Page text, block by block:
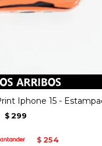
Iphone 15 -
$ 299
$ 254